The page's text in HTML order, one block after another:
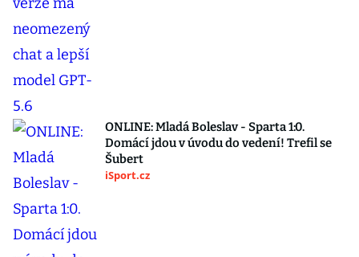
ONLINE: Mladá Boleslav - Sparta 1:0.
Domácí jdou v úvodu do vedení! Trefil se
Šubert
iSport.cz